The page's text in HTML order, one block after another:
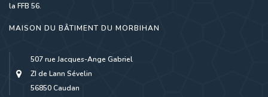
la FFB 56.
MAISON DU BÂTIMENT DU MORBIHAN
507 rue Jacques-Ange Gabriel
ZI de Lann Sévelin
56850 Caudan